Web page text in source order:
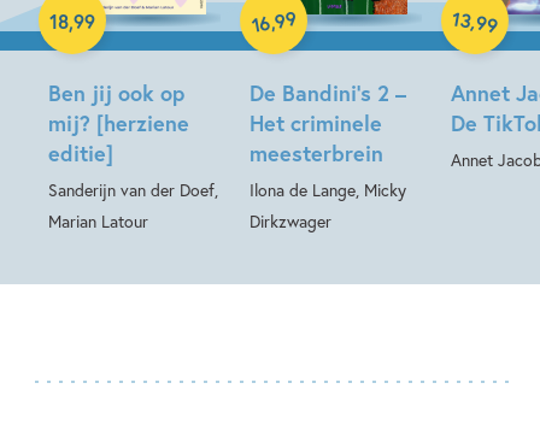
Ben jij ook op
mij? [herziene
editie]
Sanderijn van der Doef,
Marian Latour
18,99
Hardcover
De Bandini’s 2 –
Het criminele
meesterbrein
Ilona de Lange, Micky
Dirkzwager
16,99
Hardcover
Annet
De
Annet
13,99